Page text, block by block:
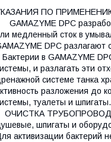
ПО
GAMAZYME DPC
медленный сток в
DPC разлагают
Бактерии в GAMAZYME
и разлагать эти
системе танка
разложения до
туалеты и шпигаты.
ОЧИСТКА ТРУБОПРОВОДОВ
шпигаты и
активизации бактерий